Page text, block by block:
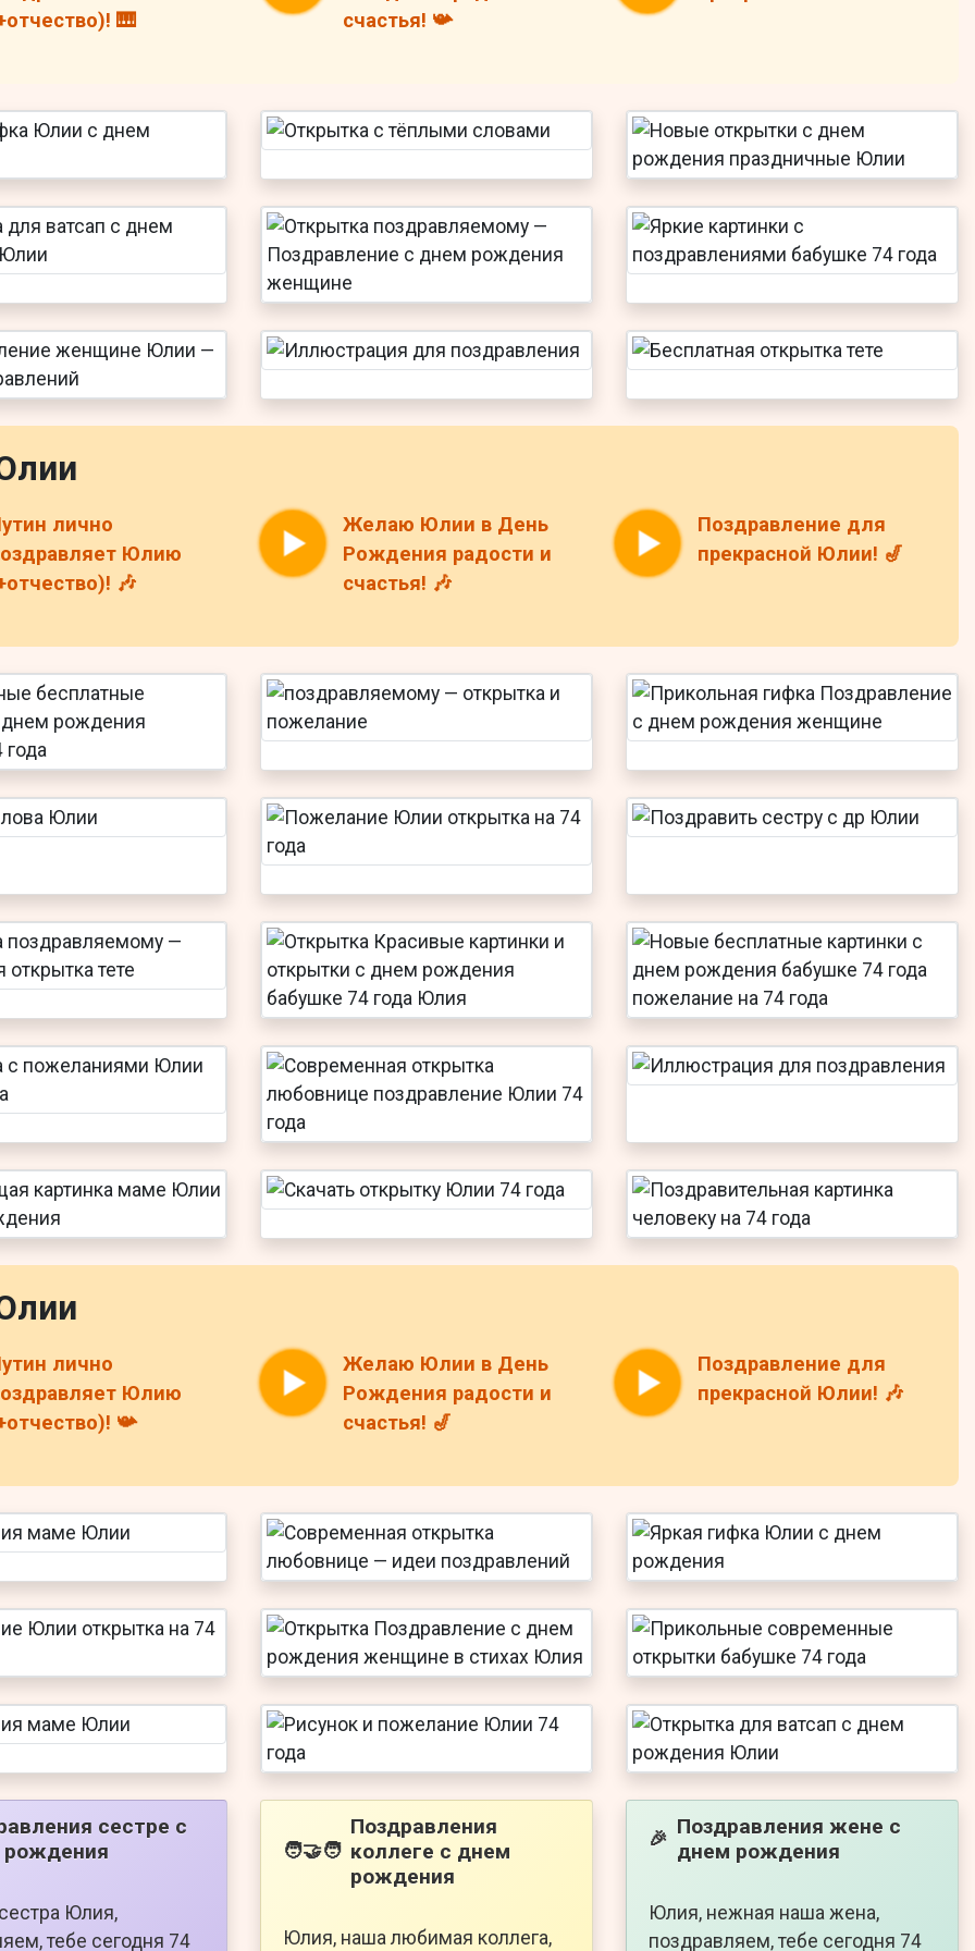
🎹
счастья! 📯
лично
Юлию
🎶
Желаю Юлии в День
Рождения радости и
счастья! 🎶
Поздравление для
прекрасной Юлии! 🎷
лично
Юлию
📯
Желаю Юлии в День
Рождения радости и
счастья! 🎷
Поздравление для
прекрасной Юлии! 🎶
сестре с
Юлия,
тебе сегодня 74
🧑‍🤝‍🧑
Поздравления
коллеге с днем
рождения
Юлия, наша любимая коллега,
🎉 Поздравления жене с
днем рождения
Юлия, нежная наша жена,
поздравляем, тебе сегодня 74